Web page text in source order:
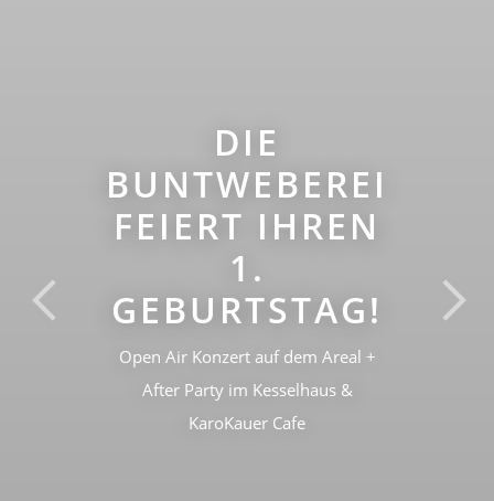
DIE
BUNTWEBEREI
FEIERT IHREN
1.
GEBURTSTAG!
Open Air Konzert auf dem Areal +
After Party im Kesselhaus &
KaroKauer Cafe
Previous